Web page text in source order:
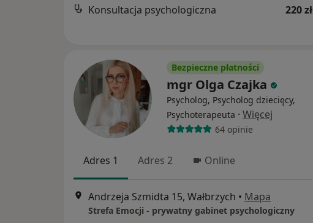
Konsultacja psychologiczna 220 zł
Bezpieczne płatności
mgr Olga Czajka
Psycholog, Psycholog dziecięcy,
Psychoterapeuta · Więcej
64 opinie
Adres 1 Adres 2 Online
Andrzeja Szmidta 15, Wałbrzych • Mapa
Strefa Emocji - prywatny gabinet psychologiczny